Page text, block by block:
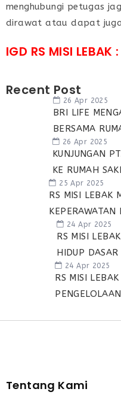
menghubungi petugas
dirawat atau dapat juga
IGD RS MISI
Recent Post
26 Apr 2025
BRI LIFE
BERSAMA
26 Apr 2025
KUNJUNGAN
KE RUMAH
25 Apr 2025
RS MISI LEBAK
24 Apr 2025
RS MISI
HIDUP DASAR
24 Apr 2025
RS MISI
Tentang Kami